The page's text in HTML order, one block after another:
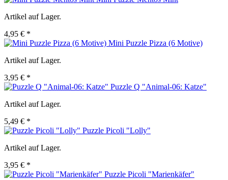
Artikel auf Lager.
4,95 € *
Mini Puzzle Pizza (6 Motive)
Artikel auf Lager.
3,95 € *
Puzzle Q "Animal-06: Katze"
Artikel auf Lager.
5,49 € *
Puzzle Picoli "Lolly"
Artikel auf Lager.
3,95 € *
Puzzle Picoli "Marienkäfer"